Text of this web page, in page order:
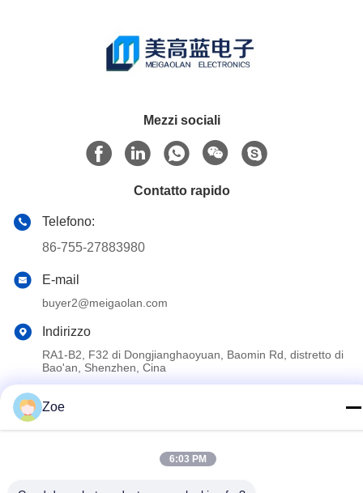
Mezzi sociali
Contatto rapido
Telefono:
86-755-27883980
E-mail
buyer2@meigaolan.com
Indirizzo
RA1-B2, F32 di Dongjianghaoyuan, Baomin Rd, distretto di
Bao'an, Shenzhen, Cina
2026 Shenzhen Meigaolan Electronic Instrument Co. Ltd Tutti i
Zoe
6:03 PM